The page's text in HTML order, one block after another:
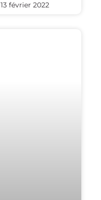
13 février 2022